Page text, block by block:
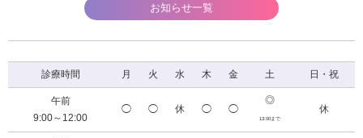
お知らせ一覧
診療時間 月 火 水 木 金 土 日・祝
午前
9:00～12:00
◯ ◯ 休 ◯ ◯
◎
13:00まで
休